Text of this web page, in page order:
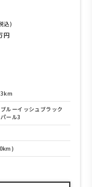
込)
円
3km
ブルーイッシュブラック
パール3